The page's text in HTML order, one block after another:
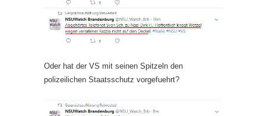
Oder hat der VS mit seinen Spitzeln den
polizeilichen Staatsschutz vorgefuehrt?